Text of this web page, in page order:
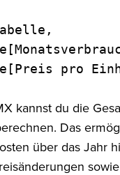
pro
kannst du die
Das
über das Jahr
sowie